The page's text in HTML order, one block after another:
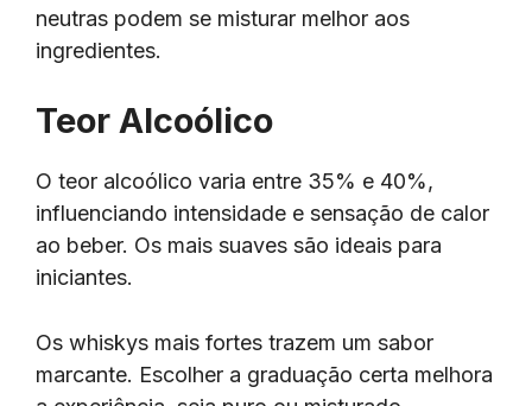
neutras podem se misturar melhor aos
ingredientes.
Teor Alcoólico
O teor alcoólico varia entre 35% e 40%,
influenciando intensidade e sensação de calor
ao beber. Os mais suaves são ideais para
iniciantes.
Os whiskys mais fortes trazem um sabor
marcante. Escolher a graduação certa melhora